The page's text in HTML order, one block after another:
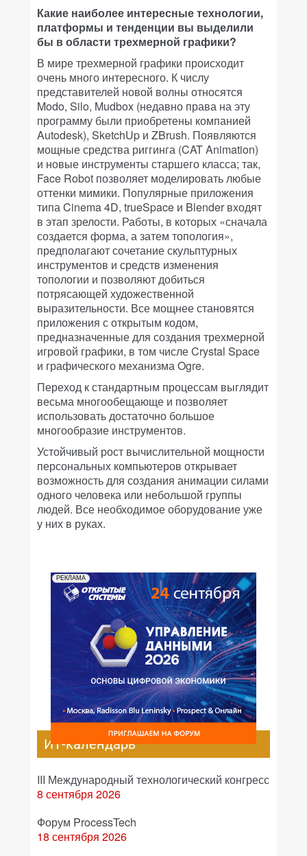
Какие наиболее интересные технологии,
платформы и тенденции вы выделили
бы в области трехмерной графики?
В мире трехмерной графики происходит
очень много интересного. К числу
представителей новой волны относятся
Modo, Silo, Mudbox (недавно права на эту
программу были приобретены компанией
Autodesk), SketchUp и ZBrush. Появляются
мощные средства риггинга (CAT Animation)
и новые инструменты старшего класса; так,
Face Robot позволяет моделировать любые
оттенки мимики. Популярные приложения
типа Cinema 4D, trueSpace и Blender входят
в этап зрелости. Работы, в которых «сначала
создается форма, а затем топология»,
предполагают сочетание скульптурных
инструментов и средств изменения
топологии и позволяют добиться
потрясающей художественной
выразительности. Все мощнее становятся
приложения с открытым кодом,
предназначенные для создания трехмерной
игровой графики, в том числе Crystal Space
и графического механизма Ogre.
Переход к стандартным процессам выглядит
весьма многообещающе и позволяет
использовать достаточно большое
многообразие инструментов.
Устойчивый рост вычислительной мощности
персональных компьютеров открывает
возможность для создания анимации силами
одного человека или небольшой группы
людей. Все необходимое оборудование уже
у них в руках.
РЕКЛАМА
ИТ-календарь
III Международный технологический конгресс
8 сентября 2026
Форум ProcessTech
18 сентября 2026